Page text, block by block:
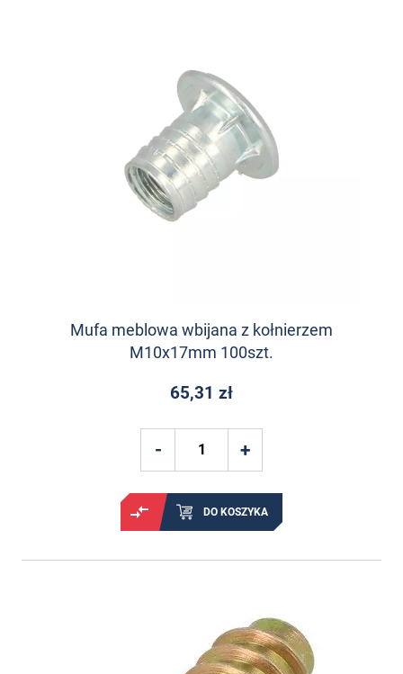
Mufa meblowa wbijana z kołnierzem
M10x17mm 100szt.
65,31 zł
DO KOSZYKA